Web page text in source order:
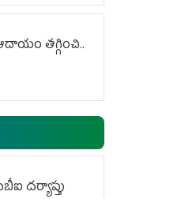
తగ్గించి..
దర్యాప్తు